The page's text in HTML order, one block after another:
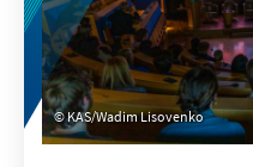
KAS/Wadim Lisovenko